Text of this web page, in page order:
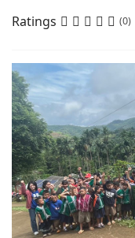
Ratings (0)